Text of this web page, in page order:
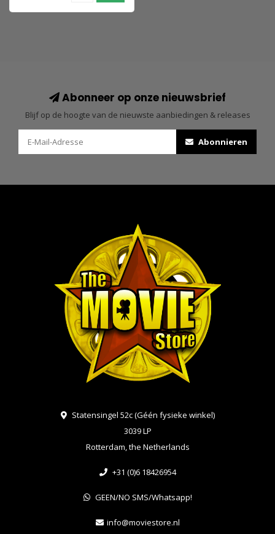
Abonneer op onze nieuwsbrief
Blijf op de hoogte van de nieuwste aanbiedingen & releases
Abonnieren
Statensingel 52c (Géén fysieke winkel)
3039 LP
Rotterdam, the Netherlands
+31 (0)6 18426954
GEEN/NO SMS/Whatsapp!
info@moviestore.nl